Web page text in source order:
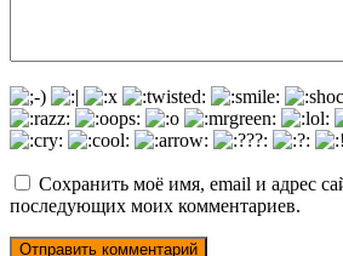
Сохранить моё имя, email и адрес
последующих моих комментариев.